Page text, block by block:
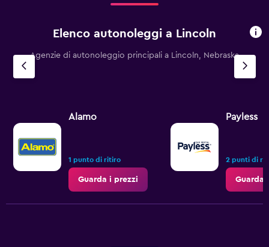
Elenco autonoleggi a Lincoln
Agenzie di autonoleggio principali a Lincoln, Nebraska
Alamo
1 punto di ritiro
Guarda i prezzi
Payless
2 punti di
Guarda